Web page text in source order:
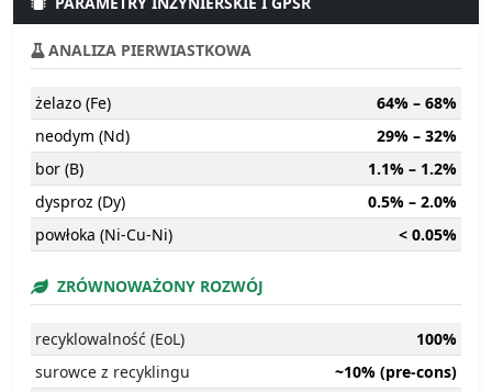
ANALIZA PIERWIASTKOWA
żelazo (Fe)
64% – 68%
neodym (Nd)
29% – 32%
bor (B)
1.1% – 1.2%
dysproz (Dy)
0.5% – 2.0%
powłoka (Ni-Cu-Ni)
< 0.05%
ZRÓWNOWAŻONY ROZWÓJ
recyklowalność (EoL)
100%
surowce z recyklingu
~10% (pre-cons)